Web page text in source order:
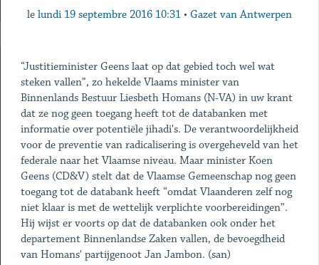
le lundi 19 septembre 2016 10:31 • Gazet van Antwerpen
“Justitieminister Geens laat op dat gebied toch wel wat
steken vallen”, zo hekelde Vlaams minister van
Binnenlands Bestuur Liesbeth Homans (N-VA) in uw krant
dat ze nog geen toegang heeft tot de databanken met
informatie over potentiële jihadi's. De verantwoordelijkheid
voor de preventie van radicalisering is overgeheveld van het
federale naar het Vlaamse niveau. Maar minister Koen
Geens (CD&V) stelt dat de Vlaamse Gemeenschap nog geen
toegang tot de databank heeft “omdat Vlaanderen zelf nog
niet klaar is met de wettelijk verplichte voorbereidingen”.
Hij wijst er voorts op dat de databanken ook onder het
departement Binnenlandse Zaken vallen, de bevoegdheid
van Homans' partijgenoot Jan Jambon. (san)